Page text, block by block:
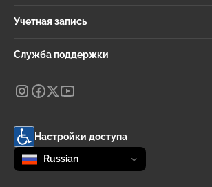
Учетная запись
Служба поддержки
Настройки доступа
Change language
selected
Russian